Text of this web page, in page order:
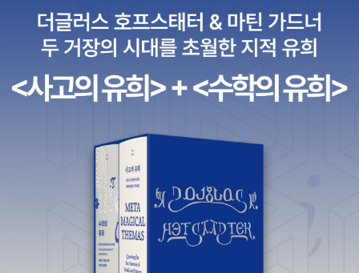
들은 진리를 소유해 이를 길들이려 하지 않았다. 진실을 알기 위해 읽
거나 외우지도 않았다. 문자와 개념이 훼손되지 않은 날 것에 주목했
다.서암 불교의 창시자 서암 스님이 입적을 앞두자, 지근에서시봉하
던 스님들이 열반송을 지어 달라고 졸랐다. 열반송이란 죽음을 앞둔
스님이 한시 형식의 짧은 노래를 부르는 것을 말한다. 일반 대중들이
다. 반면, '坐脫立亡' 을 경험하려는 큰 스님들이야 육체로부터의 후
련한 해방감을 서너 줄의 임종게로 남긴다. 조계종 종정을 지냈던 서
암 스님은 존재의 무상함을 열반송으로 남겼다.'정 누가 물으면 그 노
장 그렇게 살다가 그렇게 갔다고 해라' (215 쪽)